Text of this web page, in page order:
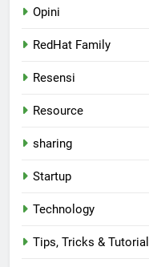
Opini
RedHat Family
Resensi
Resource
sharing
Startup
Technology
Tips, Tricks & Tutorial